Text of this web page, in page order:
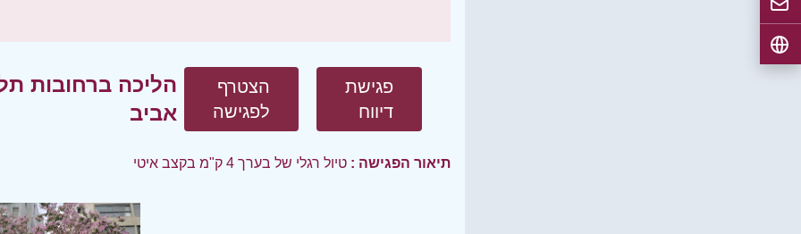
הליכה ברחובות
אביב
הצטרף
לפגישה
פגישת
דיווח
תיאור הפגישה : טיול רגלי של בערך 4 ק"מ בקצב איטי